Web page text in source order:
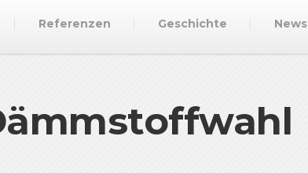
Referenzen Geschichte News